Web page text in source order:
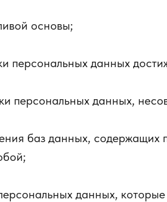
основы;
персональных данных
персональных данных,
баз данных, содержащих
данных,